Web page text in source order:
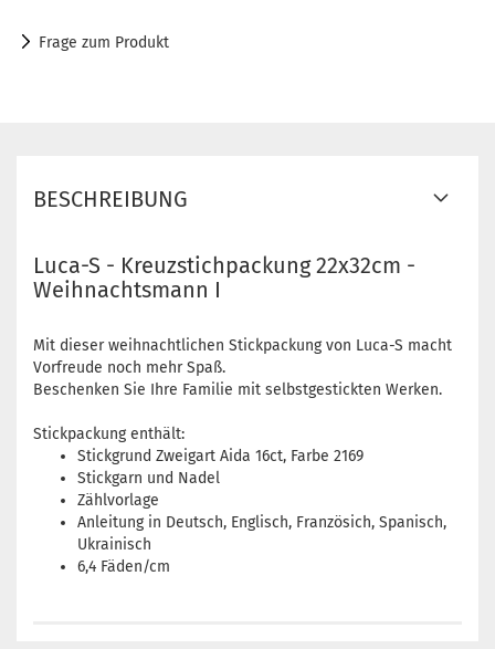
Frage zum Produkt
BESCHREIBUNG
Luca-S - Kreuzstichpackung 22x32cm -
Weihnachtsmann I
Mit dieser weihnachtlichen Stickpackung von Luca-S macht
Vorfreude noch mehr Spaß.
Beschenken Sie Ihre Familie mit selbstgestickten Werken.
Stickpackung enthält:
Stickgrund Zweigart Aida 16ct, Farbe 2169
Stickgarn und Nadel
Zählvorlage
Anleitung in Deutsch, Englisch, Französich, Spanisch,
Ukrainisch
6,4 Fäden/cm